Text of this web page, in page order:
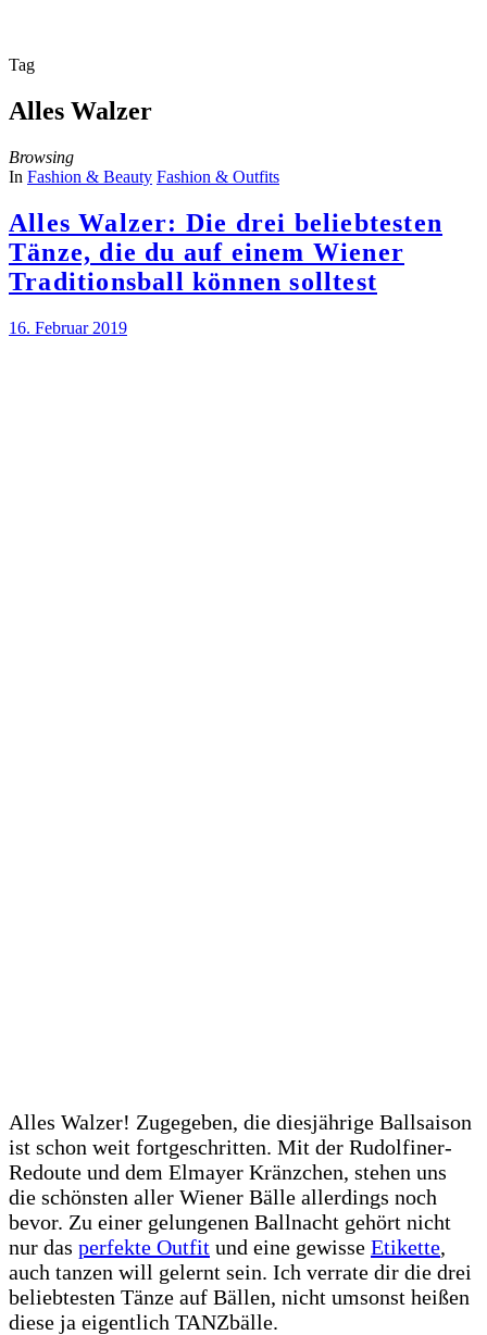
Tag
Alles Walzer
Browsing
In Fashion & Beauty Fashion & Outfits
Alles Walzer: Die drei beliebtesten
Tänze, die du auf einem Wiener
Traditionsball können solltest
16. Februar 2019
Alles Walzer! Zugegeben, die diesjährige Ballsaison
ist schon weit fortgeschritten. Mit der Rudolfiner-
Redoute und dem Elmayer Kränzchen, stehen uns
die schönsten aller Wiener Bälle allerdings noch
bevor. Zu einer gelungenen Ballnacht gehört nicht
nur das perfekte Outfit und eine gewisse Etikette,
auch tanzen will gelernt sein. Ich verrate dir die drei
beliebtesten Tänze auf Bällen, nicht umsonst heißen
diese ja eigentlich TANZbälle.